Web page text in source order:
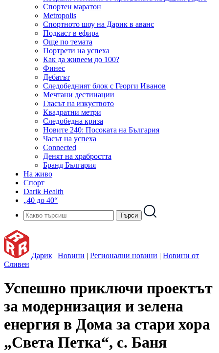
Спортен маратон
Metropolis
Спортното шоу на Дарик в аванс
Подкаст в ефира
Още по темата
Портрети на успеха
Как да живеем до 100?
Финес
Дебатът
Следобедният блок с Георги Иванов
Мечтани дестинации
Гласът на изкуството
Квадратни метри
Следобедна криза
Новите 240: Посоката на България
Часът на успеха
Connected
Денят на храбростта
Бранд България
На живо
Спорт
Darik Health
„40 до 40“
Дарик | Новини | Регионални новини | Новини от
Сливен
Успешно приключи проектът
за модернизация и зелена
енергия в Дома за стари хора
„Света Петка“, с. Баня